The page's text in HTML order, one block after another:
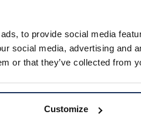
to provide social media
social media, advertising and
or that they’ve collected from
Customize
Migration-
Tidningen publicerar
området, om ämnen som
internationell (invandring
och grupper samt andra